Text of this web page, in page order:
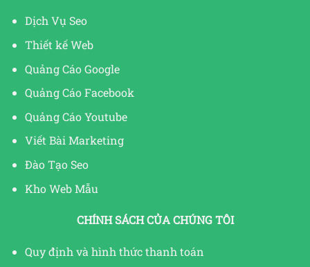
Dịch Vụ Seo
Thiết kế Web
Quảng Cáo Google
Quảng Cáo Facebook
Quảng Cáo Youtube
Viết Bài Marketing
Đào Tạo Seo
Kho Web Mẫu
CHÍNH SÁCH CỦA CHÚNG TÔI
Quy định và hình thức thanh toán